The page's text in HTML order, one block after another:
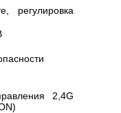
регулировка
2,4G